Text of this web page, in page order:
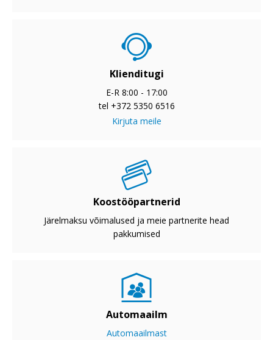
Klienditugi
E-R 8:00 - 17:00
tel +372 5350 6516
Kirjuta meile
Koostööpartnerid
Järelmaksu võimalused ja meie partnerite head
pakkumised
Automaailm
Automaailmast